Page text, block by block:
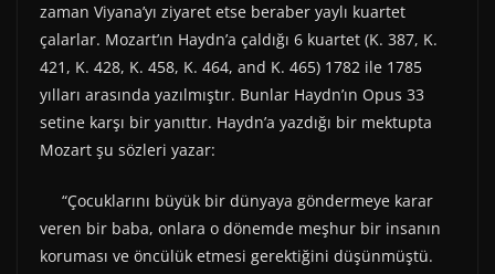
zaman Viyana’yı ziyaret etse beraber yaylı kuartet
çalarlar. Mozart’ın Haydn’a çaldığı 6 kuartet (K. 387, K.
421, K. 428, K. 458, K. 464, and K. 465) 1782 ile 1785
yılları arasında yazılmıştır. Bunlar Haydn’ın Opus 33
setine karşı bir yanıttır. Haydn’a yazdığı bir mektupta
Mozart şu sözleri yazar:
“Çocuklarını büyük bir dünyaya göndermeye karar
veren bir baba, onlara o dönemde meşhur bir insanın
koruması ve öncülük etmesi gerektiğini düşünmüştü.